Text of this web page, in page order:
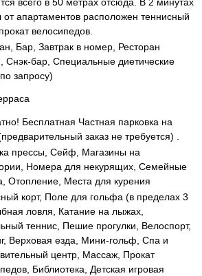
от апартаментов расположен теннисный
велосипедов.
Бар, Завтрак в номер, Ресторан
Снэк-бар, Специальные диетические
запросу)
Бесплатная Частная парковка на
заказ не требуется) .
прессы, Сейф, Магазины на
Номера для некурящих, Семейные
Отопление, Места для курения
корт, Поле для гольфа (в пределах 3
ловля, Катание на лыжах,
теннис, Пешие прогулки, Велоспорт,
Верховая езда, Мини-гольф, Спа и
центр, Массаж, Прокат
Библиотека, Детская игровая